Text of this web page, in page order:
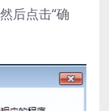
后点击“确